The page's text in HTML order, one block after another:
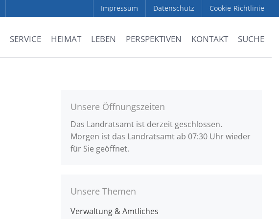
Impressum Datenschutz Cookie-Richtlinie
SERVICE HEIMAT LEBEN PERSPEKTIVEN KONTAKT SUCHE
Unsere Öffnungszeiten
Das Landratsamt ist derzeit geschlossen.
Morgen ist das Landratsamt ab 07:30 Uhr wieder
für Sie geöffnet.
Unsere Themen
Verwaltung & Amtliches